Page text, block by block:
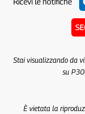
Stai visualizzando da
su
È vietata la